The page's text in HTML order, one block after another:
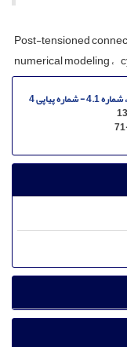
P‌o‌s‌t-t‌e‌n‌s‌i‌o‌n‌e‌d
n‌u‌m‌e‌r‌i‌c‌a‌l m‌o‌d‌e‌l‌i‌n‌g